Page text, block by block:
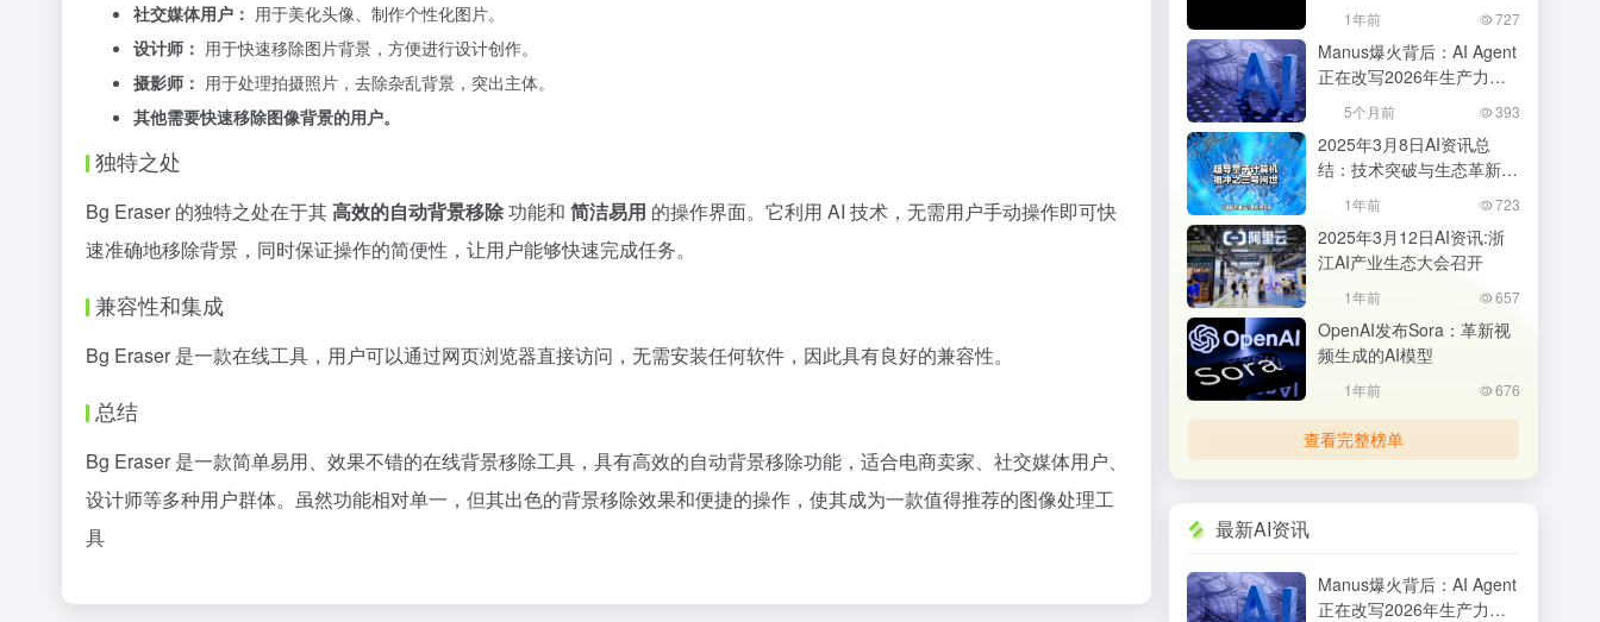
社交媒体用户： 用于美化头像、制作个性化图片。
设计师： 用于快速移除图片背景，方便进行设计创作。
摄影师： 用于处理拍摄照片，去除杂乱背景，突出主体。
其他需要快速移除图像背景的用户。
独特之处
Bg Eraser 的独特之处在于其高效的自动背景移除功能和 简洁易用 的操作界面。它利用 AI 技术，无需用户手动操作即可快
速准确地移除背景，同时保证操作的简便性，让用户能够快速完成任务。
兼容性和集成
Bg Eraser 是一款在线工具，用户可以通过网页浏览器直接访问，无需安装任何软件，因此具有良好的兼容性。
总结
Bg Eraser 是一款简单易用、效果不错的在线背景移除工具，具有高效的自动背景移除功能，适合电商卖家、社交媒体用户、
设计师等多种用户群体。虽然功能相对单一，但其出色的背景移除效果和便捷的操作，使其成为一款值得推荐的图像处理工
具
1年前 727
Manus爆火背后：AI Agent
正在改写2026年生产力格
局，普通人该如何抓住机
5个月前 393
2025年3月8日AI资讯总
结：技术突破与生态革新并
1年前 723
2025年3月12日AI资讯:浙
江AI产业生态大会召开
1年前 657
OpenAI发布Sora：革新视
频生成的AI模型
1年前 676
查看完整榜单
最新AI资讯
Manus爆火背后：AI Agent
正在改写2026年生产力格